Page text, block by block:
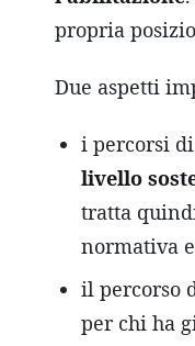
propria
Due aspetti
i percorsi
livello
tratta
normativa
il percorso
per chi ha